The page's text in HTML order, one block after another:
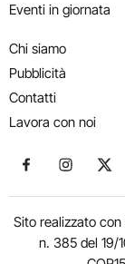
Eventi in giornata
Chi siamo
Pubblicità
Contatti
Lavora con noi
Seguici su
Seguici
Sito realizzato
n. 385 del 19/